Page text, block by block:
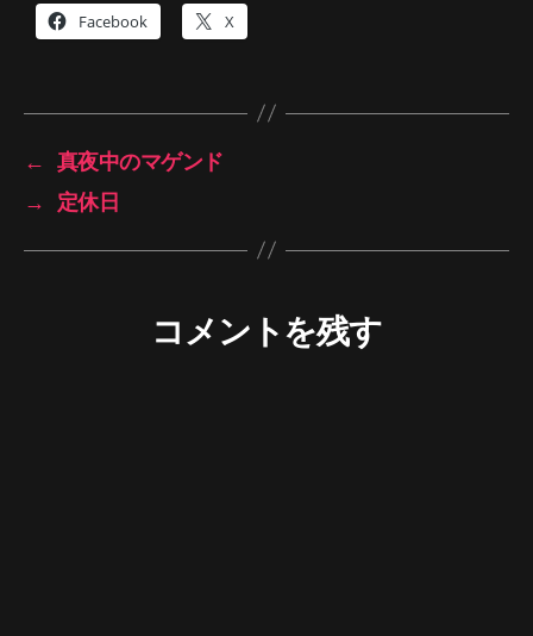
Facebook X
←
真夜中のマゲンド
→
定休日
コメントを残す